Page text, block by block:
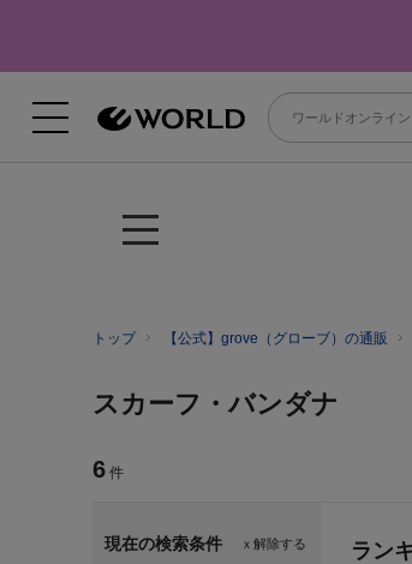
トップ 【公式】grove（グローブ）の通販
スカーフ・バンダナ
6 件
ｘ解除する
現在の検索条件 ラン